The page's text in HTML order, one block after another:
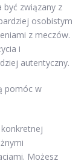
związany z
osobistym
z meczów.
i
autentyczny.
pomóc w
Możesz